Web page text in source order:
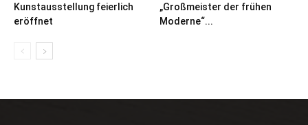
Kunstausstellung feierlich
eröffnet
„Großmeister der frühen
Moderne“...